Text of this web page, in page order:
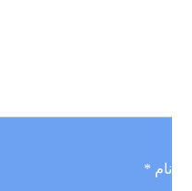
نام *